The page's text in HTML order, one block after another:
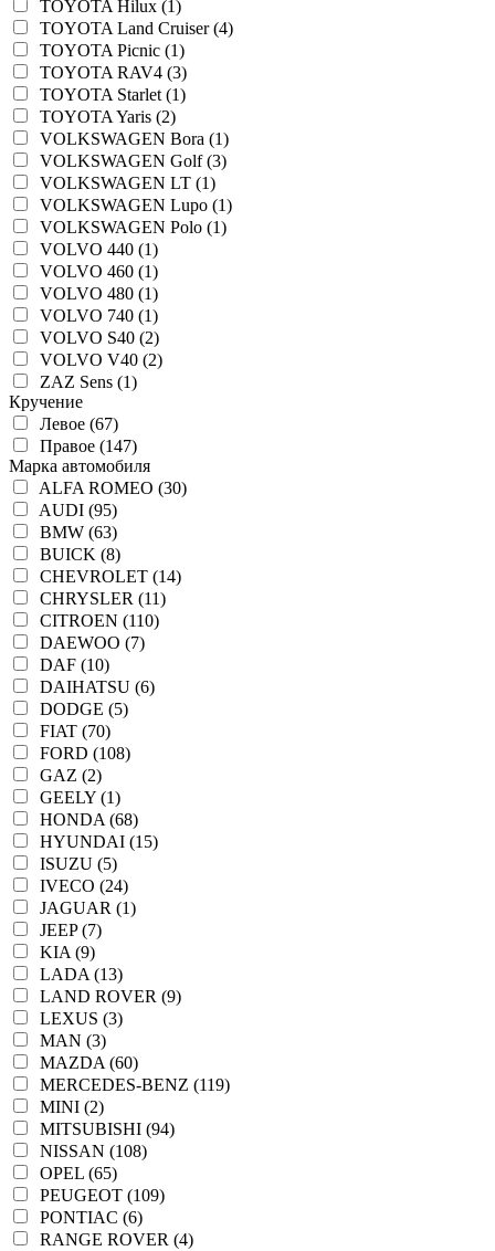
TOYOTA Hilux (1)
TOYOTA Land Cruiser (4)
TOYOTA Picnic (1)
TOYOTA RAV4 (3)
TOYOTA Starlet (1)
TOYOTA Yaris (2)
VOLKSWAGEN Bora (1)
VOLKSWAGEN Golf (3)
VOLKSWAGEN LT (1)
VOLKSWAGEN Lupo (1)
VOLKSWAGEN Polo (1)
VOLVO 440 (1)
VOLVO 460 (1)
VOLVO 480 (1)
VOLVO 740 (1)
VOLVO S40 (2)
VOLVO V40 (2)
ZAZ Sens (1)
Кручение
Левое (67)
Правое (147)
Марка автомобиля
ALFA ROMEO (30)
AUDI (95)
BMW (63)
BUICK (8)
CHEVROLET (14)
CHRYSLER (11)
CITROEN (110)
DAEWOO (7)
DAF (10)
DAIHATSU (6)
DODGE (5)
FIAT (70)
FORD (108)
GAZ (2)
GEELY (1)
HONDA (68)
HYUNDAI (15)
ISUZU (5)
IVECO (24)
JAGUAR (1)
JEEP (7)
KIA (9)
LADA (13)
LAND ROVER (9)
LEXUS (3)
MAN (3)
MAZDA (60)
MERCEDES-BENZ (119)
MINI (2)
MITSUBISHI (94)
NISSAN (108)
OPEL (65)
PEUGEOT (109)
PONTIAC (6)
RANGE ROVER (4)